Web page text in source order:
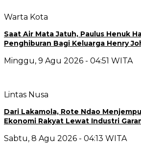
Warta Kota
Saat Air Mata Jatuh, Paulus Henuk
Penghiburan Bagi Keluarga Henry
Minggu, 9 Agu 2026 - 04:51 WITA
Lintas Nusa
Dari Lakamola, Rote Ndao
Ekonomi Rakyat Lewat Industri
Sabtu, 8 Agu 2026 - 04:13 WITA